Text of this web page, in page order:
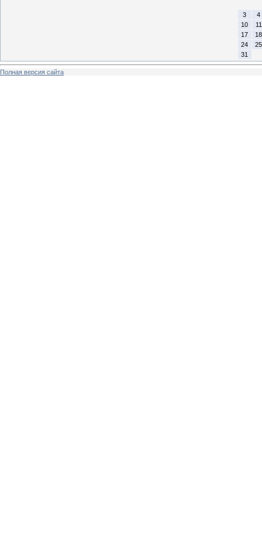
3
4
10
11
17
18
24
25
31
Полная версия сайта